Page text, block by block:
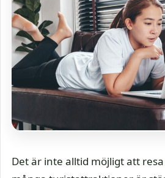
Det är inte alltid möjligt att